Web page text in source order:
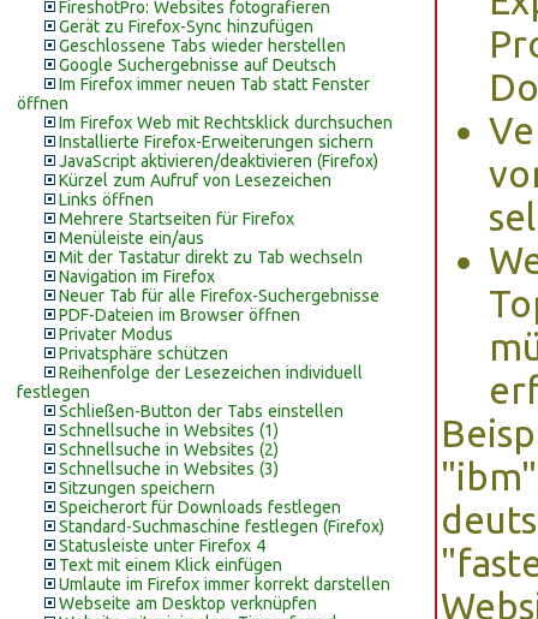
FireshotPro: Websites fotografieren
Gerät zu Firefox-Sync hinzufügen
Geschlossene Tabs wieder herstellen
Google Suchergebnisse auf Deutsch
Im Firefox immer neuen Tab statt Fenster
öffnen
Im Firefox Web mit Rechtsklick durchsuchen
Installierte Firefox-Erweiterungen sichern
JavaScript aktivieren/deaktivieren (Firefox)
Kürzel zum Aufruf von Lesezeichen
Links öffnen
Mehrere Startseiten für Firefox
Menüleiste ein/aus
Mit der Tastatur direkt zu Tab wechseln
Navigation im Firefox
Neuer Tab für alle Firefox-Suchergebnisse
PDF-Dateien im Browser öffnen
Privater Modus
Privatsphäre schützen
Reihenfolge der Lesezeichen individuell
festlegen
Schließen-Button der Tabs einstellen
Schnellsuche in Websites (1)
Schnellsuche in Websites (2)
Schnellsuche in Websites (3)
Sitzungen speichern
Speicherort für Downloads festlegen
Standard-Suchmaschine festlegen (Firefox)
Statusleiste unter Firefox 4
Text mit einem Klick einfügen
Umlaute im Firefox immer korrekt darstellen
Webseite am Desktop verknüpfen